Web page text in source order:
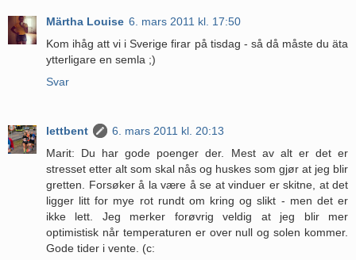
Märtha Louise 6. mars 2011 kl. 17:50
Kom ihåg att vi i Sverige firar på tisdag - så då måste du äta
ytterligare en semla ;)
Svar
lettbent
6. mars 2011 kl. 20:13
Marit: Du har gode poenger der. Mest av alt er det er
stresset etter alt som skal nås og huskes som gjør at jeg blir
gretten. Forsøker å la være å se at vinduer er skitne, at det
ligger litt for mye rot rundt om kring og slikt - men det er
ikke lett. Jeg merker forøvrig veldig at jeg blir mer
optimistisk når temperaturen er over null og solen kommer.
Gode tider i vente. (c: